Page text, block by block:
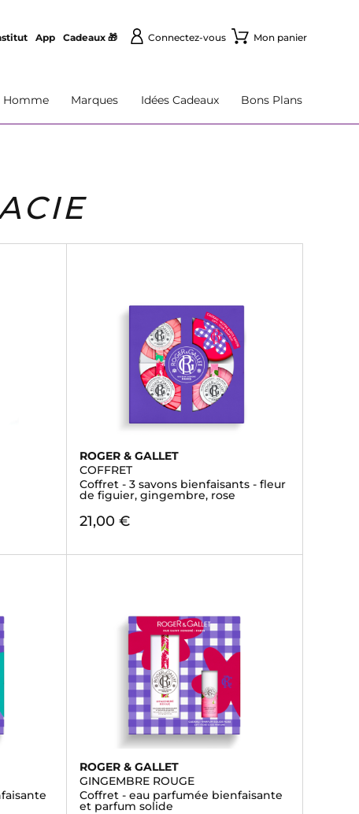
App Cadeaux 🎁 Connectez-vous Mon panier
Homme Marques Idées Cadeaux Bons Plans
ROGER & GALLET
COFFRET
Coffret - 3 savons bienfaisants - fleur
de figuier, gingembre, rose
21,00 €
ROGER & GALLET
GINGEMBRE ROUGE
Coffret - eau parfumée bienfaisante
et parfum solide